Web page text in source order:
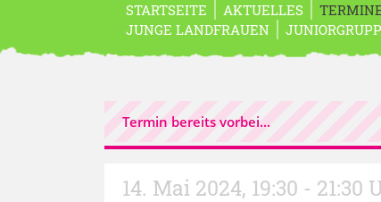
STARTSEITE AKTUELLES
JUNGE LANDFRAUEN
Termin bereits vorbei...
14. Mai 2024, 19:30 - 21:30